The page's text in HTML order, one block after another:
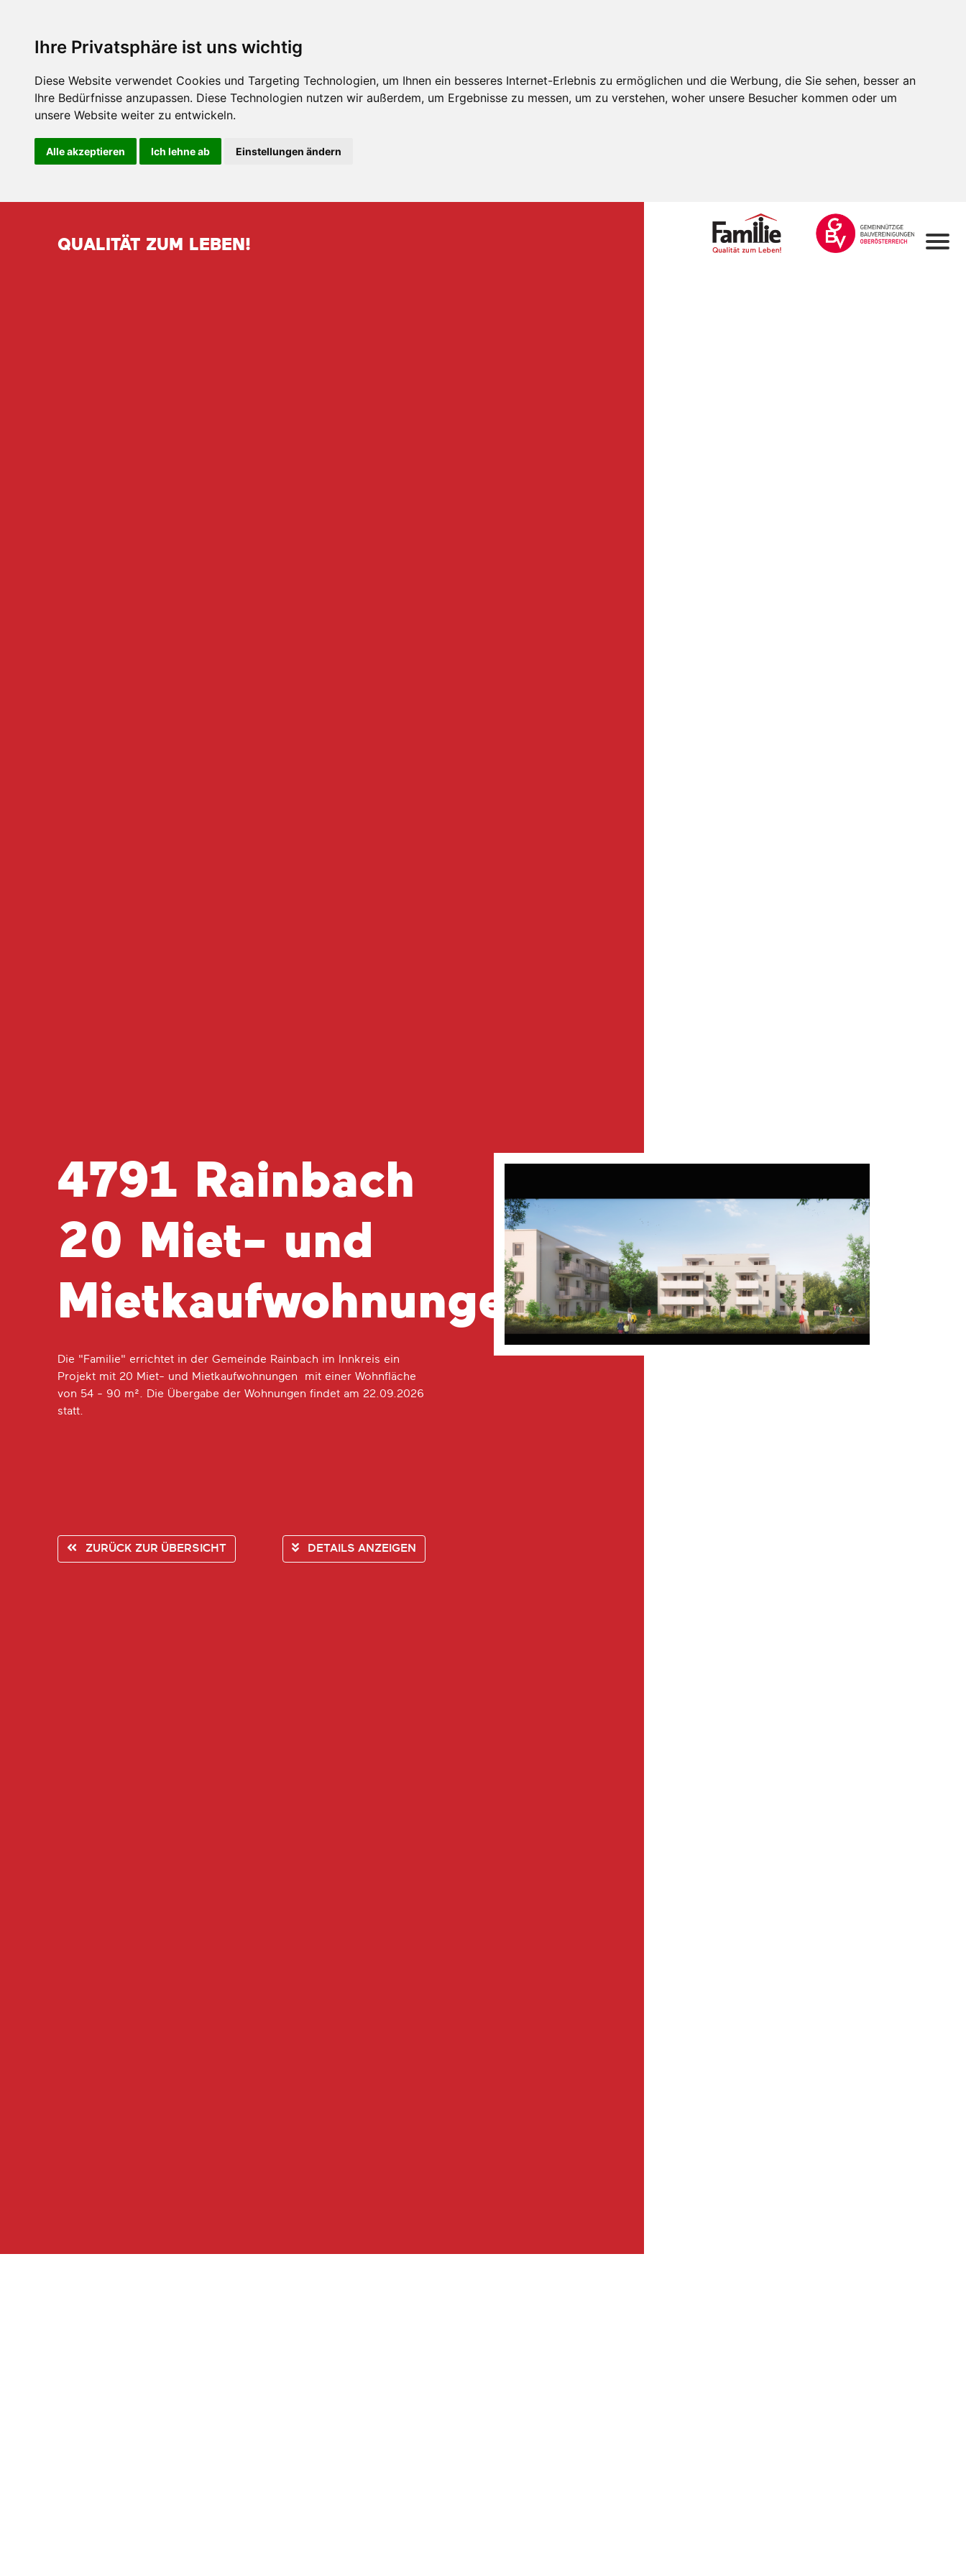
Ihre Privatsphäre ist uns wichtig
Diese Website verwendet Cookies und Targeting Technologien, um Ihnen ein besseres Internet-Erlebnis zu ermöglichen und die Werbung, die Sie sehen, besser an
Ihre Bedürfnisse anzupassen. Diese Technologien nutzen wir außerdem, um Ergebnisse zu messen, um zu verstehen, woher unsere Besucher kommen oder um
unsere Website weiter zu entwickeln.
Alle akzeptieren Ich lehne ab Einstellungen ändern
QUALITÄT ZUM LEBEN!
4791 Rainbach
20 Miet- und
Mietkaufwohnungen
Die "Familie" errichtet in der Gemeinde Rainbach im Innkreis ein
Projekt mit 20 Miet- und Mietkaufwohnungen mit einer Wohnfläche
von 54 - 90 m². Die Übergabe der Wohnungen findet am 22.09.2026
statt.
ZURÜCK ZUR ÜBERSICHT DETAILS ANZEIGEN